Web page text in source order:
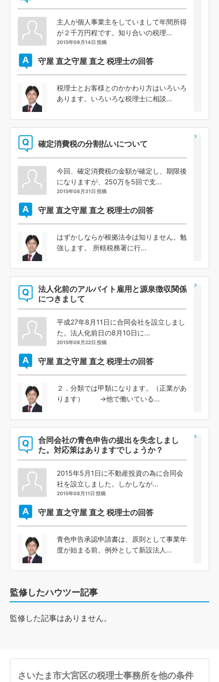
主人が個人事業主をしていまして年間所得
が２千万円程です。知り合いの税理...
2015年09月14日 投稿
守屋 直之守屋 直之 税理士の回答
税理士とお客様とのかかわり方はいろいろ
あります。いろいろな税理士に相談...
確定消費税の分割払いについて
今回、確定消費税の金額が確定し、期限後
になりますが、250万を5回で支...
2015年08月31日 投稿
守屋 直之守屋 直之 税理士の回答
はずかしならが根拠法令は知りません。勉
強します。 所轄税務署に行...
法人化前のアルバイト雇用と源泉徴収関係
につきまして
平成27年8月11日に合同会社を設立しまし
た。法人化前日の8月10日に...
2015年08月22日 投稿
守屋 直之守屋 直之 税理士の回答
２．分類では甲類になります。（正業があ
ります） →他で働いている...
合同会社の青色申告の提出を失念しまし
た。対応策はありますでしょうか？
2015年5月1日に不動産投資の為に合同会
社を設立しました。しかしなが...
2015年08月11日 投稿
守屋 直之守屋 直之 税理士の回答
青色申告承認申請書は、原則として事業年
度が始まる前。例外として新設法人...
監修したハウツー記事
監修した記事はありません。
さいたま市大宮区の税理士事務所を他の条件